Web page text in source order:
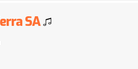
SA